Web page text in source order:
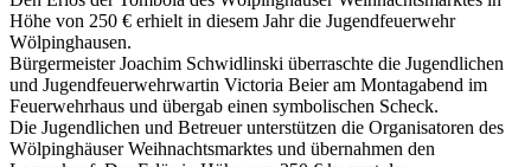
Höhe von 250 € erhielt in diesem Jahr die Jugendfeuerwehr
Wölpinghausen.
Bürgermeister Joachim Schwidlinski überraschte die Jugendlichen
und Jugendfeuerwehrwartin Victoria Beier am Montagabend im
Feuerwehrhaus und übergab einen symbolischen Scheck.
Die Jugendlichen und Betreuer unterstützen die Organisatoren des
Wölpinghäuser Weihnachtsmarktes und übernahmen den